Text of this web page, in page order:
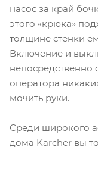
насос за край
этого «крюка»
толщине стенки
Включение и
непосредственно
оператора
мочить руки.
Среди широкого
дома Karcher вы